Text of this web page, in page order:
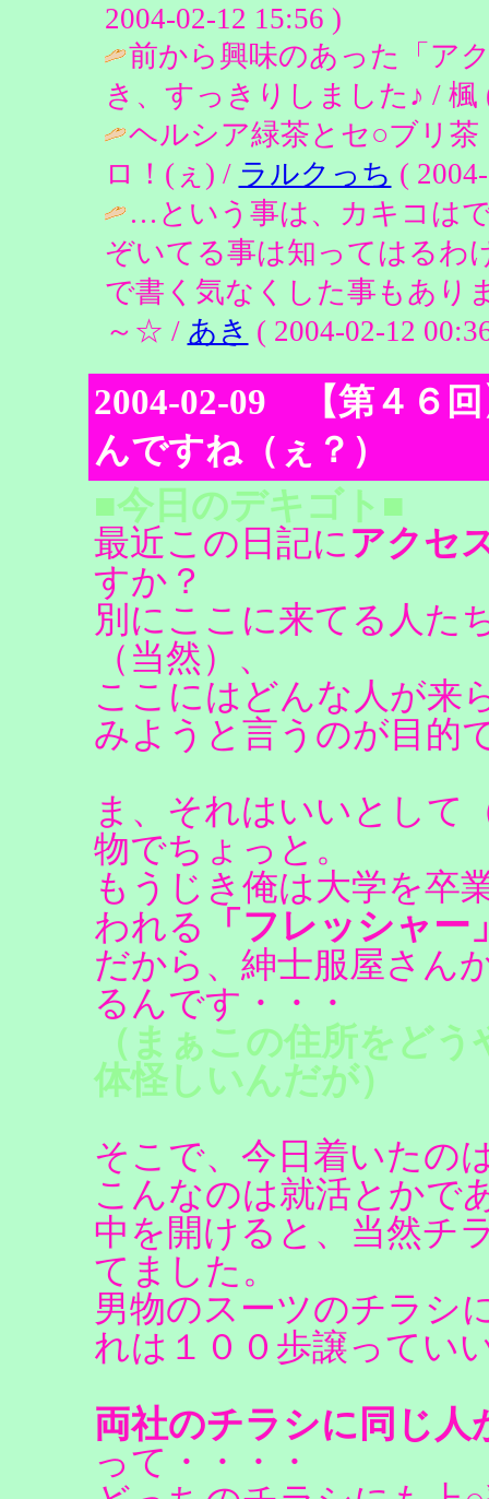
2004-02-12 15:56 )
前から興味のあった「ア
き、すっきりしました♪ / 楓
ヘルシア緑茶とセ○ブリ
ロ！(ぇ) / ラルクっち (
…という事は、カキコは
ぞいてる事は知ってはるわ
で書く気なくした事もあり
～☆ / あき ( 2004-02-12
2004-02-09 【第４６
んですね（ぇ？）
■今日のデキゴト■
最近この日記にアクセ
すか？
別にここに来てる人た
（当然）、
ここにはどんな人が来
みようと言うのが目的
ま、それはいいとして
物でちょっと。
もうじき俺は大学を卒
われる
「フレッシャー
だから、紳士服屋さん
るんです・・・
（まぁこの住所をど
体怪しいんだが）
そこで、今日着いたの
こんなのは就活とかで
中を開けると、当然チ
てました。
男物のスーツのチラシ
れは１００歩譲ってい
両社のチラシに同じ
って・・・・